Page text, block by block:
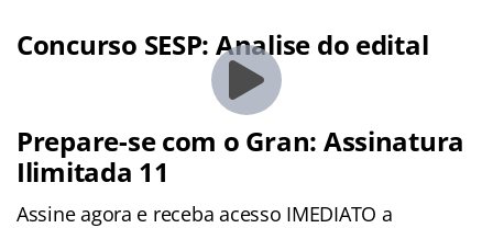
Concurso SESP: Analise do edital
Prepare-se com o Gran: Assinatura
Ilimitada 11
Assine agora e receba acesso IMEDIATO a